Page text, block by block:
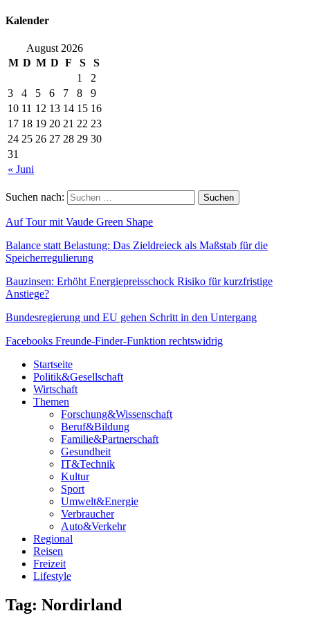
Kalender
August 2026
M D M D F S S
« Juni
1
2
3
4 5 6 7 8
9
10 11 12 13 14 15 16
17 18 19 20 21 22 23
24 25 26 27 28 29 30
31
Suchen nach:
Auf Tour mit Vaude Green Shape
Balance statt Belastung: Das Zieldreieck als Maßstab für die
Speicherregulierung
Bauzinsen: Erhöht Energiepreisschock Risiko für kurzfristige
Anstiege?
Bundesregierung und EU gehen Schritt in den Untergang
Facebooks Freunde-Finder-Funktion rechtswidrig
Startseite
Politik&Gesellschaft
Wirtschaft
Themen
Forschung&Wissenschaft
Beruf&Bildung
Familie&Partnerschaft
Gesundheit
IT&Technik
Kultur
Sport
Umwelt&Energie
Verbraucher
Auto&Verkehr
Regional
Reisen
Freizeit
Lifestyle
Tag: Nordirland